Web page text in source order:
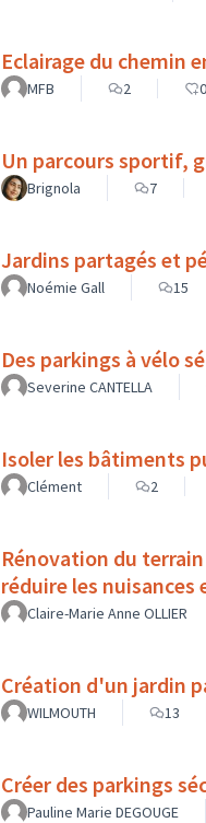
Eclairage du chemin
MFB 2 0
Un parcours sportif,
Brignola 7
Jardins partagés et
Noémie Gall 15
Des parkings à vélo
Severine CANTELLA
Isoler les bâtiments
Clément 2
Rénovation du
réduire les
Claire-Marie Anne OLLIER
Création d'un jardin
WILMOUTH 13
Créer des parkings
Pauline Marie DEGOUGE